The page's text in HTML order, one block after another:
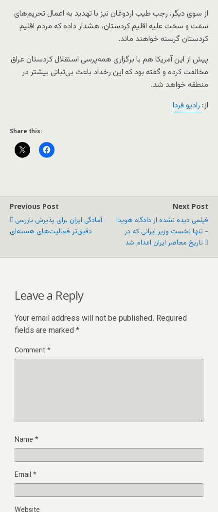
از سوی دیگر، رجب طیب اردوغان نیز با تهدید به اعمال تحریم‌های
سفت و سخت علیه اقلیم کردستان، هشدار داده که مردم اقلیم
کردستان گرسنه خواهند ماند.‎
پیش از این آمریکا هم با برگزاری همه‌پرسی استقلال کردستان عراق
مخالفت کرده و گفته بود که این رخداد باعث بی‌ثباتی بیشتر در
منطقه خواهد شد.‎
از: رادیو فردا
Share this:
Previous Post
آمادگی ایران برای پذیرش بازرسی
دقیق‌تر فعالیت‌های هسته‌ای
Next Post
فیلمی دیده نشده از دادگاه هویدا
- تنها نخست وزیر ایرانی که در
تاریخ معاصر ایران اعدام شد
Leave a Reply
Your email address will not be published. Required
fields are marked *
Comment*
Name *
Email *